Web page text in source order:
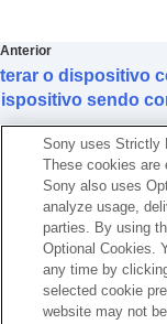
Informações
Solução de problemas
Acessibilidade
Anterior
o dispositivo
sendo
Sony uses Strictly
These cookies are
Sony also uses
analyze usage,
parties. By using
Optional Cookies.
any time by
selected cookie
website may not